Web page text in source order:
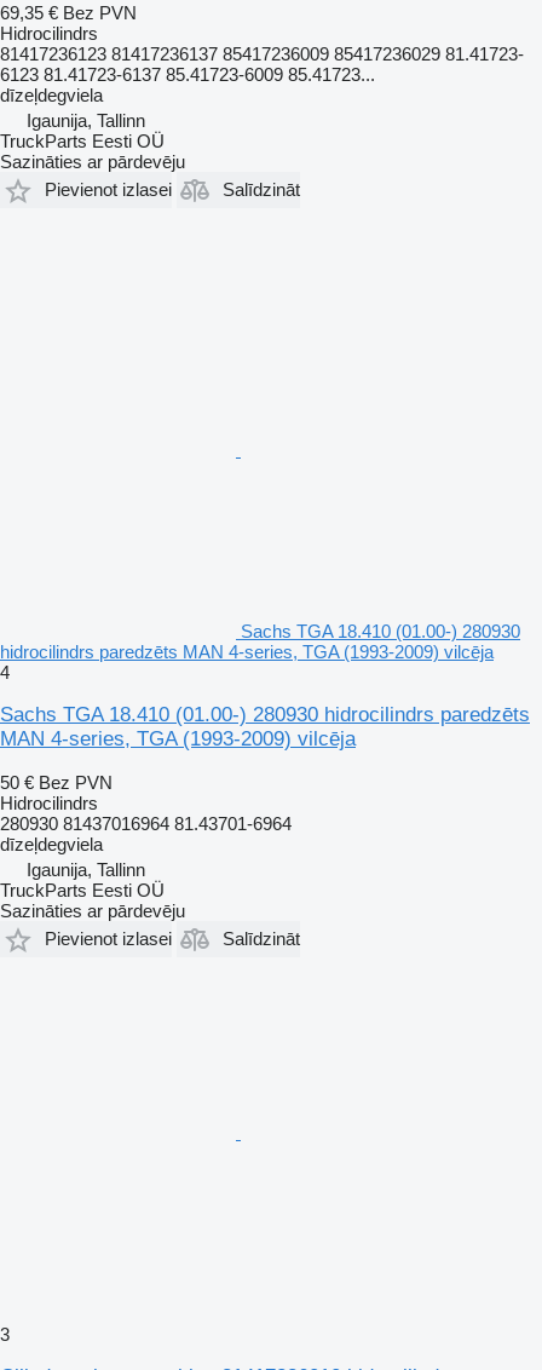
69,35 € Bez PVN
Hidrocilindrs
81417236123 81417236137 85417236009 85417236029 81.41723-
6123 81.41723-6137 85.41723-6009 85.41723...
dīzeļdegviela
Igaunija, Tallinn
TruckParts Eesti OÜ
Sazināties ar pārdevēju
Pievienot izlasei
Salīdzināt
Sachs TGA 18.410 (01.00-) 280930
hidrocilindrs paredzēts MAN 4-series, TGA (1993-2009) vilcēja
4
Sachs TGA 18.410 (01.00-) 280930 hidrocilindrs paredzēts
MAN 4-series, TGA (1993-2009) vilcēja
50 € Bez PVN
Hidrocilindrs
280930 81437016964 81.43701-6964
dīzeļdegviela
Igaunija, Tallinn
TruckParts Eesti OÜ
Sazināties ar pārdevēju
Pievienot izlasei
Salīdzināt
3